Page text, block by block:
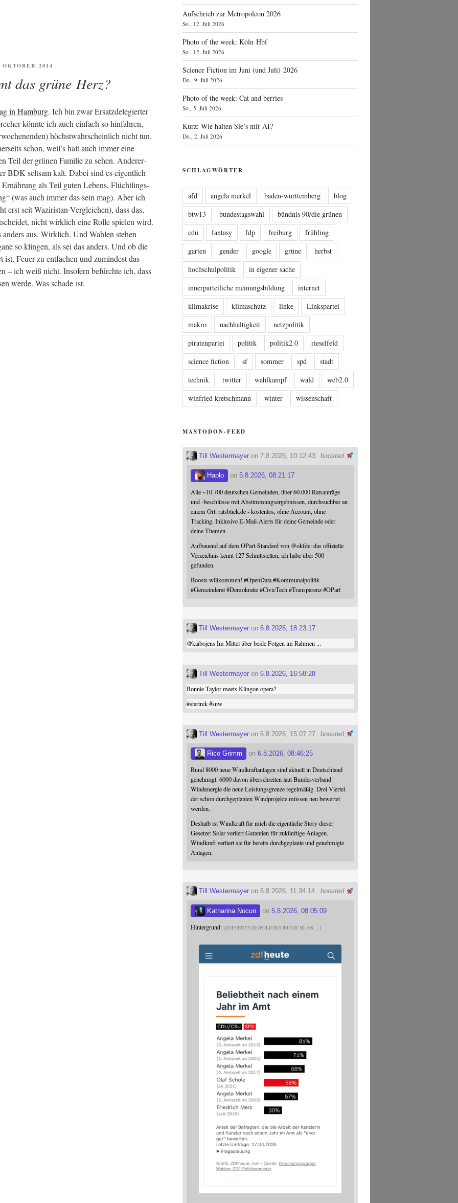
2014
das grüne Herz?
in Ham­burg. Ich bin zwar Ersatz­de­le­gier­ter
könn­te ich auch ein­fach so hin­fah­ren,
höchst­wahr­schein­lich nicht tun.
schon, weil’s halt auch immer eine
Teil der grü­nen Fami­lie zu sehen. Ande­rer­
BDK selt­sam kalt. Dabei sind es eigent­lich
als Teil guten Lebens, Flücht­lings­
(was auch immer das sein mag). Aber ich
erst seit Wazi­ristan-Ver­glei­chen), dass das,
nicht wirk­lich eine Rol­le spie­len wird.
aus. Wirk­lich. Und Wah­len ste­hen
so klin­gen, als sei das anders. Und ob die
Feu­er zu ent­fa­chen und zumin­dest das
– ich weiß nicht. Inso­fern befürch­te ich, dass
wer­de. Was scha­de ist.
Aufschrieb zur Metropolcon 2026
So., 12. Juli 2026
Photo of the week: Köln Hbf
So., 12. Juli 2026
Science Fiction im Juni (und Juli) 2026
Do., 9. Juli 2026
Photo of the week: Cat and berries
So., 5. Juli 2026
Kurz: Wie halten Sie’s mit AI?
Do., 2. Juli 2026
SCHLAGWÖRTER
afd angela merkel baden-württemberg
blog
btw13
bundestagswahl
bündnis 90/die grünen
cdu
fantasy fdp freiburg
frühling
garten
gender google grüne
herbst
hochschulpolitik
in eigener sache
innerparteiliche meinungsbildung
internet
klimakrise
klimaschutz linke
Linkspartei
makro
nachhaltigkeit
netzpolitik
piratenpartei
politik politik2.0
rieselfeld
science fiction
sf sommer spd
stadt
technik
twitter wahlkampf wald
web2.0
winfried kretschmann
winter wissenschaft
MASTODON-FEED
boosted
Till Westermayer on 7.8.2026, 10:12:43
Haplo on5.8.2026, 08:21:17
Alle ~10.700 deutschen Gemeinden, über 60.000 Ratsanträge
und -beschlüsse mit Abstimmungsergebnissen, durchsuchbar an
einem Ort: ratsblick.de - kostenlos, ohne Account, ohne
Tracking, Inklusive E-Mail-Alerts für deine Gemeinde oder
deine Themen
Aufbauend auf dem OParl-Standard von @okfde: das offizielle
Verzeichnis kennt 127 Schnittstellen, ich habe über 500
gefunden.
Boosts willkommen!#OpenData #Kommunalpolitik
#Gemeinderat #Demokratie #CivicTech #Transparenz #OParl
Till Westermayer on6.8.2026, 18:23:17
@kaibojensIm Mittel über beide Folgen im Rahmen ...
Till Westermayer on6.8.2026, 16:58:28
Bonnie Taylor meets Klingon opera?
#startrek #snw
boosted
Till Westermayer on 6.8.2026, 15:07:27
Rico Grimm on6.8.2026, 08:46:25
Rund 8000 neue Windkraftanlagen sind aktuell in Deutschland
genehmigt. 6000 davon überschreiten laut Bundesverband
Windenergie die neue Leistungsgrenze regelmäßig. Drei Viertel
der schon durchgeplanten Windprojekte müssen neu bewertet
werden.
Deshalb ist Windkraft für mich die eigentliche Story dieser
Gesetze: Solar verliert Garantien für zukünftige Anlagen.
Windkraft verliert sie für bereits durchgeplante und genehmigte
Anlagen.
boosted
Till Westermayer on 6.8.2026, 11:34:14
Katharina Nocun on5.8.2026, 08:05:09
Hintergrund: ZDFHEUTE.DE/POLITIK/DEUTSCHLAN